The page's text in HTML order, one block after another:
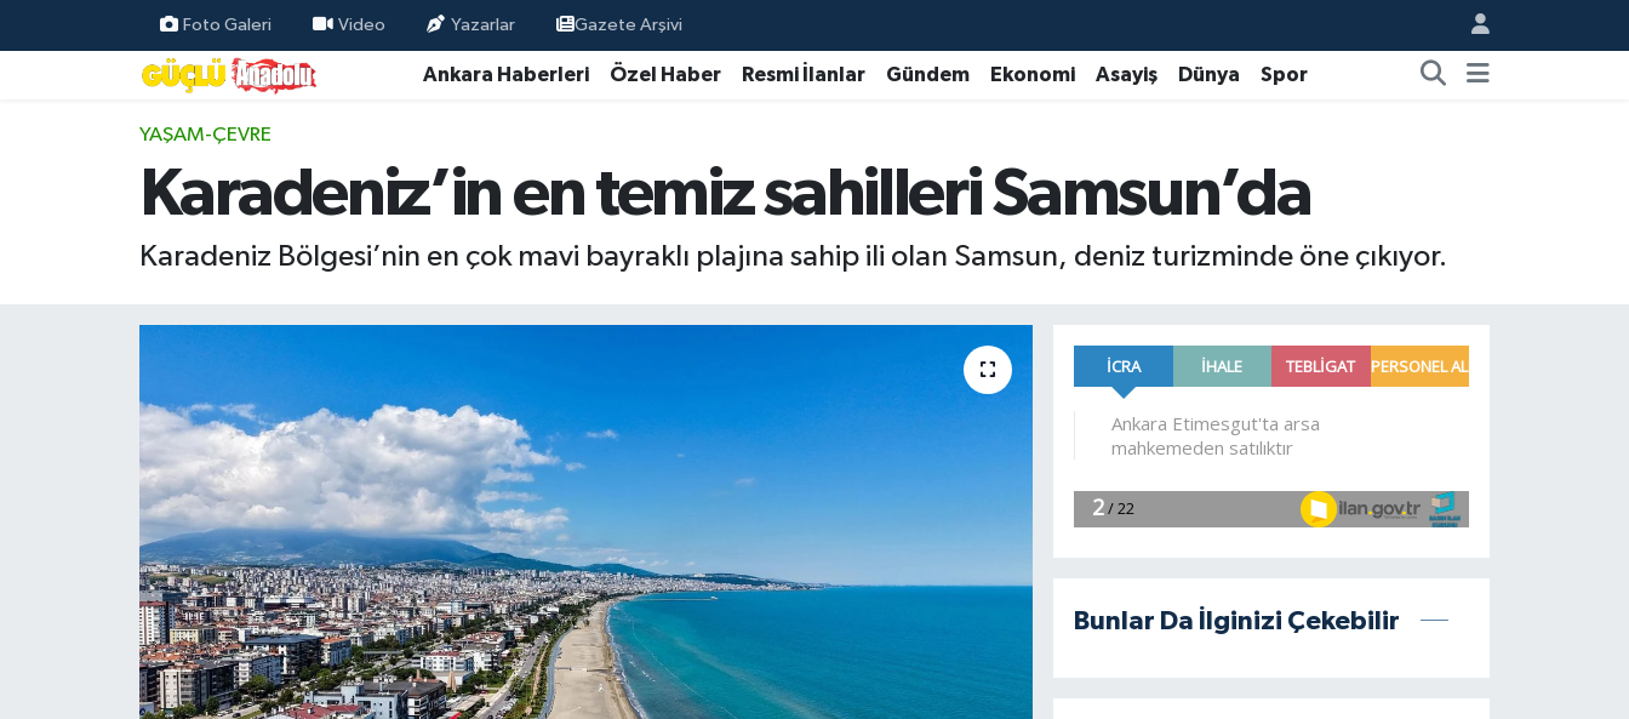
Foto Galeri Video Yazarlar Gazete Arşivi
Ankara Haberleri Özel Haber Resmi İlanlar Gündem Ekonomi Asayiş Dünya Spor
YAŞAM-ÇEVRE
Karadeniz’in en temiz sahilleri Samsun’da
Karadeniz Bölgesi’nin en çok mavi bayraklı plajına sahip ili olan Samsun, deniz turizminde öne çıkıyor.
Bunlar Da İlginizi Çekebilir
Özel Haber
Resmi İlanlar
Magazin
Burç Yorumları